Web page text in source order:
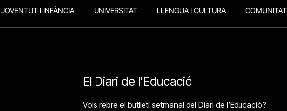
JOVENTUT I INFÀNCIA UNIVERSITAT LLENGUA I CULTURA COMUNITAT